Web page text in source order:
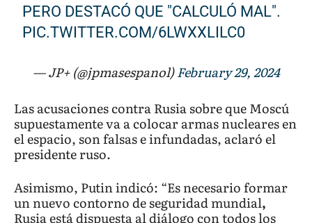
PERO DESTACÓ QUE "CALCULÓ MAL".
PIC.TWITTER.COM/6LWXXLILC0
— JP+ (@jpmasespanol)February 29, 2024
Las acusaciones contra Rusia sobre que Moscú
supuestamente va a colocar armas nucleares en
el espacio, son falsas e infundadas, aclaró el
presidente ruso.
Asimismo, Putin indicó: “Es necesario formar
un nuevo contorno de seguridad mundial,
Rusia está dispuesta al diálogo con todos los